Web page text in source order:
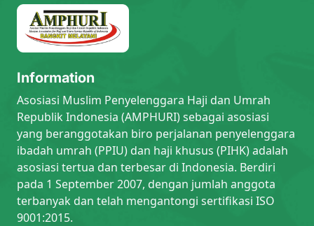
Information
Asosiasi Muslim Penyelenggara Haji dan Umrah
Republik Indonesia (AMPHURI) sebagai asosiasi
yang beranggotakan biro perjalanan penyelenggara
ibadah umrah (PPIU) dan haji khusus (PIHK) adalah
asosiasi tertua dan terbesar di Indonesia. Berdiri
pada 1 September 2007, dengan jumlah anggota
terbanyak dan telah mengantongi sertifikasi ISO
9001:2015.